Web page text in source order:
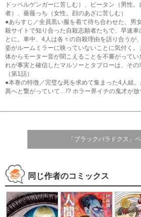
ドッペルゲンガーに苦しむ）、ピータン（男性
者）、薔薇っち（女性。顔のあざに苦しむ）
●あらすじ／全員黒い服を着て待ち合わせた、男
殺サイトで知り合った自殺志願者たちで、早速車
とに。車中、4人は各々の自殺理由を語り合うが
姿がルームミラーに映っていないことに気付く
体からモーター音が聞こえることを不審がって
れが事実と確信したマルソーとタブローは、そ
（第1話）
●本巻の特徴／完璧な死を求めて集まった4人組
異へと繋がっていて…!? ホラー界イチの鬼才が放
「ブラックパラドクス」
同じ作者のコミックス